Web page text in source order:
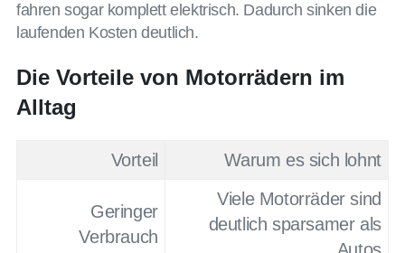
fahren sogar komplett elektrisch. Dadurch sinken die
laufenden Kosten deutlich.
Die Vorteile von Motorrädern im
Alltag
Vorteil Warum es sich lohnt
Geringer
Verbrauch
Viele Motorräder sind
deutlich sparsamer als